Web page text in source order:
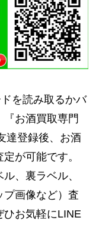
を読み取るかバ
お酒買取専門
達登録後、お酒
が可能です。
、裏ラベル、
プ画像など）査
ひお気軽にLINE